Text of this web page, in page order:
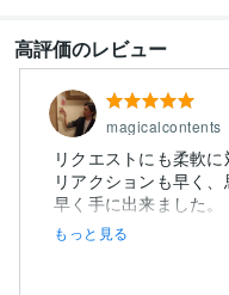
高評価のレビュー
magicalcontents
リクエストにも柔軟
リアクションも早く
早く手に出来ました。
もっと見る